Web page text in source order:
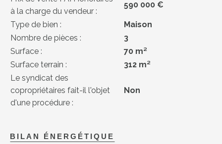
à la charge du vendeur :
590 000 €
Type de bien :
Maison
Nombre de pièces :
3
Surface :
70 m²
Surface terrain :
312 m²
Le syndicat des
copropriétaires fait-il l'objet
d'une procédure :
Non
BILAN ÉNERGÉTIQUE